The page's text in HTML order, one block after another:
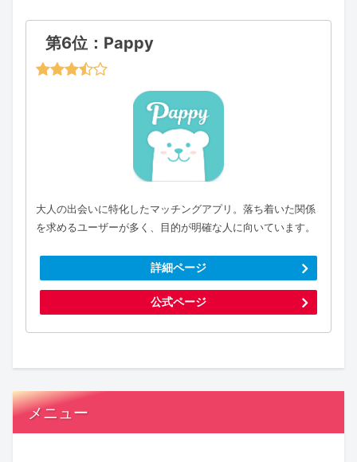
第6位：Pappy
大人の出会いに特化したマッチングアプリ。落ち着いた関係
を求めるユーザーが多く、目的が明確な人に向いています。
詳細ページ
公式ページ
メニュー